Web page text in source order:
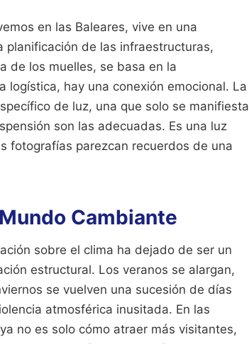
en las Baleares, vive en una
planificación de las infraestructuras,
de los muelles, se basa en la
logística, hay una conexión emocional. La
de luz, una que solo se manifiesta
son las adecuadas. Es una luz
fotografías parezcan recuerdos de una
Cambiante
sobre el clima ha dejado de ser un
estructural. Los veranos se alargan,
se vuelven una sucesión de días
atmosférica inusitada. En las
no es solo cómo atraer más visitantes,